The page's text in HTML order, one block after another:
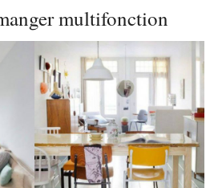
multifonction